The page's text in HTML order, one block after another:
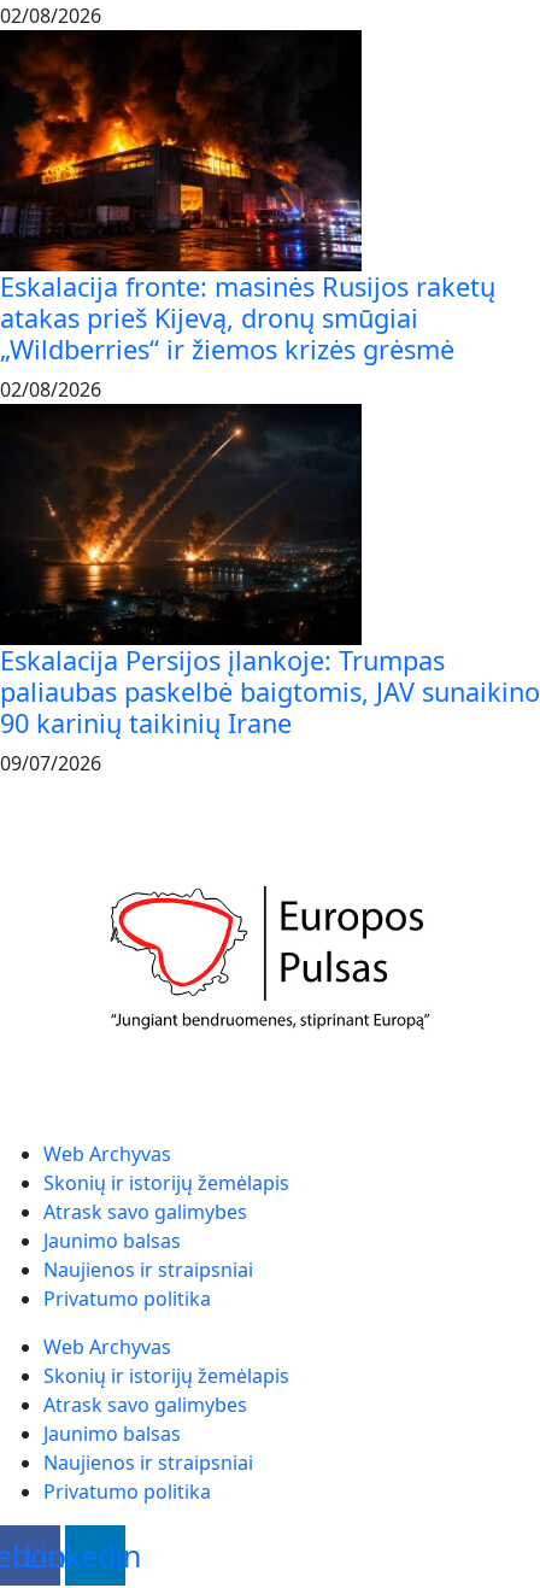
02/08/2026
Eskalacija fronte: masinės Rusijos raketų
atakas prieš Kijevą, dronų smūgiai
„Wildberries“ ir žiemos krizės grėsmė
02/08/2026
Eskalacija Persijos įlankoje: Trumpas
paliaubas paskelbė baigtomis, JAV sunaikino
90 karinių taikinių Irane
09/07/2026
Web Archyvas
Skonių ir istorijų žemėlapis
Atrask savo galimybes
Jaunimo balsas
Naujienos ir straipsniai
Privatumo politika
Web Archyvas
Skonių ir istorijų žemėlapis
Atrask savo galimybes
Jaunimo balsas
Naujienos ir straipsniai
Privatumo politika
Linkedin